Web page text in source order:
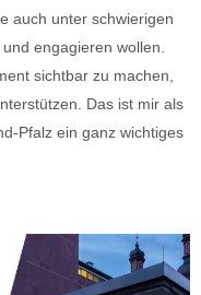
auch unter schwierigen
engagieren wollen.
sichtbar zu machen,
Das ist mir als
Pfalz ein ganz wichtiges